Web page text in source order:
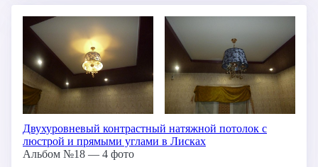
Двухуровневый контрастный натяжной потолок с
люстрой и прямыми углами в Лисках
Альбом №18 — 4 фото